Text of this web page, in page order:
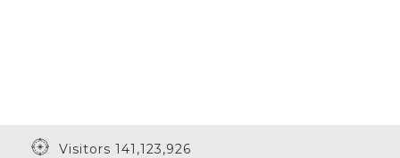
Visitors 141,123,926